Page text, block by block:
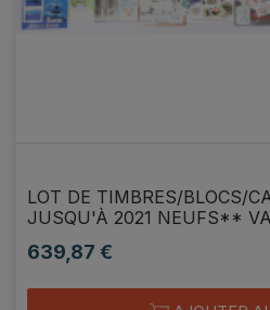
LOT DE TIMBRES/BLOCS/
JUSQU'À 2021 NEUFS**
Prix
639,87 €